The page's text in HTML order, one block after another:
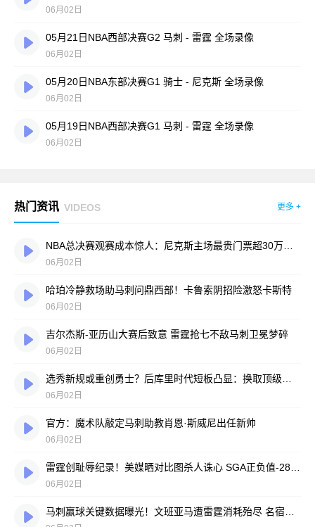
06月02日
05月21日NBA西部决赛G2 马刺 - 雷霆 全场录像
06月02日
05月20日NBA东部决赛G1 骑士 - 尼克斯 全场录像
06月02日
05月19日NBA西部决赛G1 马刺 - 雷霆 全场录像
06月02日
热门资讯 VIDEOS 更多 +
06月02日
哈珀冷静救场助马刺问鼎西部！卡鲁索阴招险激怒卡斯特
06月02日
吉尔杰斯-亚历山大赛后致意 雷霆抢七不敌马刺卫冕梦碎
06月02日
06月02日
官方：魔术队敲定马刺助教肖恩·斯威尼出任新帅
06月02日
06月02日